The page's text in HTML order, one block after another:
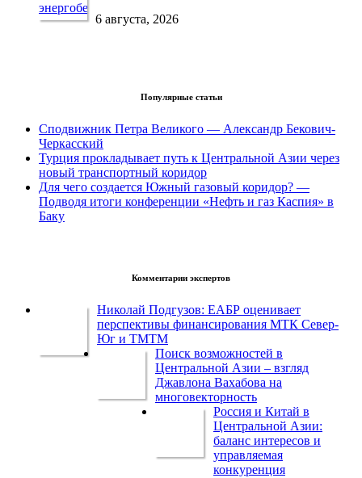
6 августа, 2026
Популярные статьи
Сподвижник Петра Великого — Александр Бекович-
Черкасский
Турция прокладывает путь к Центральной Азии через
новый транспортный коридор
Для чего создается Южный газовый коридор? —
Подводя итоги конференции «Нефть и газ Каспия» в
Баку
Комментарии экспертов
Николай Подгузов: ЕАБР оценивает
перспективы финансирования МТК Север-
Юг и ТМТМ
Поиск возможностей в
Центральной Азии – взгляд
Джавлона Вахабова на
многовекторность
Россия и Китай в
Центральной Азии:
баланс интересов и
управляемая
конкуренция